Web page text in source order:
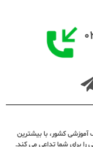
کشور، با بیشترین
برای شما تداعی می کند.